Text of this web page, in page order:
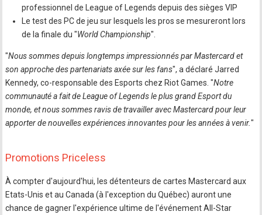
professionnel de League of Legends depuis des sièges VIP
Le test des PC de jeu sur lesquels les pros se mesureront lors
de la finale du "World Championship".
"Nous sommes depuis longtemps impressionnés par Mastercard et
son approche des partenariats axée sur les fans", a déclaré Jarred
Kennedy, co-responsable des Esports chez Riot Games. "Notre
communauté a fait de League of Legends le plus grand Esport du
monde, et nous sommes ravis de travailler avec Mastercard pour leur
apporter de nouvelles expériences innovantes pour les années à venir."
Promotions Priceless
À compter d'aujourd'hui, les détenteurs de cartes Mastercard aux
Etats-Unis et au Canada (à l'exception du Québec) auront une
chance de gagner l'expérience ultime de l'événement All-Star